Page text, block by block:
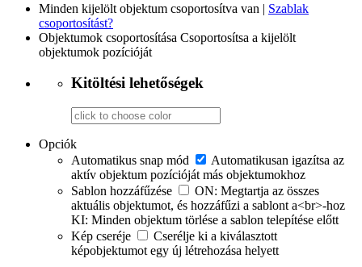
Minden kijelölt objektum csoportosítva van | Szablak
csoportosítást?
Objektumok csoportosítása Csoportosítsa a kijelölt
objektumok pozícióját
Kitöltési lehetőségek
Opciók
Automatikus snap mód
Automatikusan igazítsa az
aktív objektum pozícióját más objektumokhoz
Sablon hozzáfűzése
ON: Megtartja az összes
aktuális objektumot, és hozzáfűzi a sablont a<br>-hoz
KI: Minden objektum törlése a sablon telepítése előtt
Kép cseréje
Cserélje ki a kiválasztott
képobjektumot egy új létrehozása helyett